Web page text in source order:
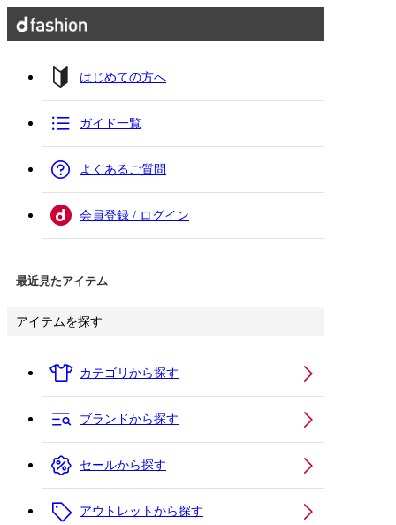
はじめての方へ
ガイド一覧
よくあるご質問
会員登録 / ログイン
最近見たアイテム
アイテムを探す
カテゴリから探す
ブランドから探す
セールから探す
アウトレットから探す